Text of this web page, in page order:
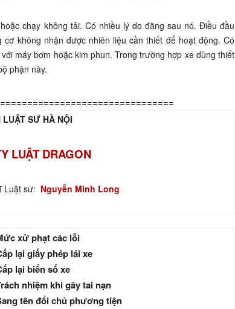
chạy không tải. Có nhiều lý do đằng sau nó. Điều đầu
không nhận được nhiên liệu cần thiết để hoạt động. Có
máy bơm hoặc kim phun. Trong trường hợp xe dùng thiết
phận này.
SƯ HÀ NỘI
LUẬT DRAGON
Luật sư: Nguyễn Minh Long
xử phạt các lỗi
lại giấy phép lái xe
lại biển số xe
nhiệm khi gây tai nạn
tên đổi chủ phương tiện